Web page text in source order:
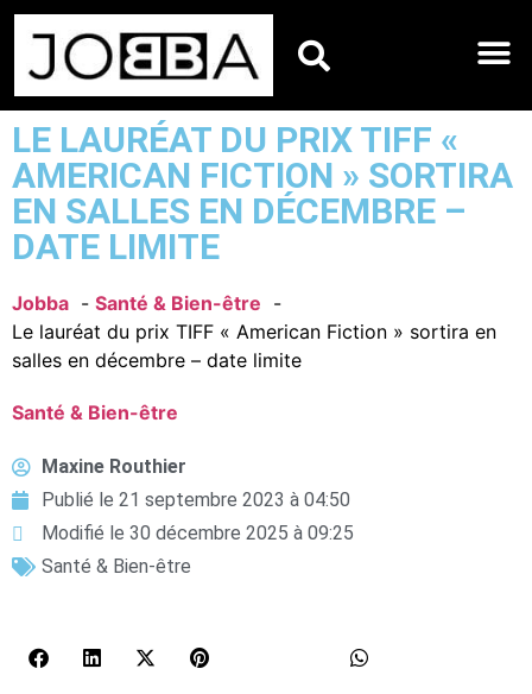
LE LAURÉAT DU PRIX TIFF «
AMERICAN FICTION » SORTIRA
EN SALLES EN DÉCEMBRE –
DATE LIMITE
Jobba
Santé & Bien-être
Le lauréat du prix TIFF « American Fiction » sortira en
salles en décembre – date limite
Santé & Bien-être
Maxine Routhier
Publié le 21 septembre 2023 à 04:50
Modifié le 30 décembre 2025 à 09:25
Santé & Bien-être